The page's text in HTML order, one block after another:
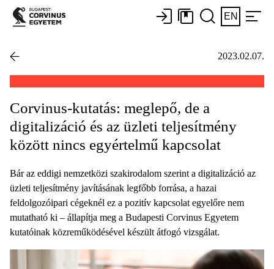
EN
2023.02.07.
Corvinus-kutatás: meglepő, de a
digitalizáció és az üzleti teljesítmény
között nincs egyértelmű kapcsolat
Bár az eddigi nemzetközi szakirodalom szerint a digitalizáció az
üzleti teljesítmény javításának legfőbb forrása, a hazai
feldolgozóipari cégeknél ez a pozitív kapcsolat egyelőre nem
mutatható ki – állapítja meg a Budapesti Corvinus Egyetem
kutatóinak közreműködésével készült átfogó vizsgálat.